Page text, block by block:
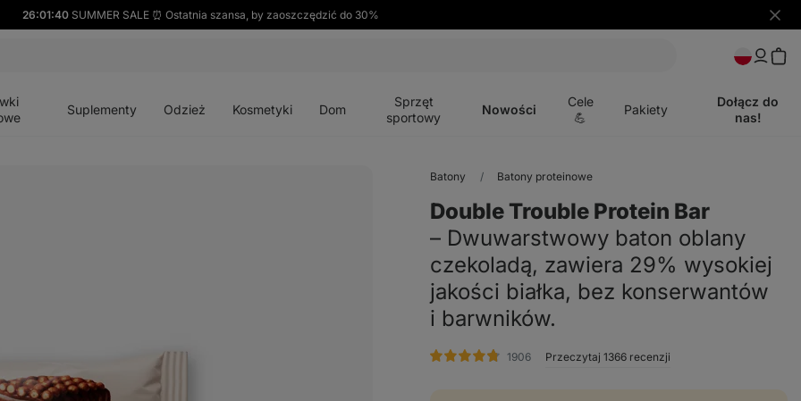
26:01:38SUMMER SALE ⏰ Ostatnia szansa, by zaoszczędzić do 30%
Ukryj
Suplementy Odzież Kosmetyki Dom
Sprzęt
sportowy
Nowości
Cele
💪
menu
Pakiety
Dołącz do
nas!
Batony Batony proteinowe
Double Trouble Protein Bar
⁠–⁠ Dwuwarstwowy baton oblany
czekoladą, zawiera 29% wysokiej
jakości białka, bez konserwantów
i barwników.
1906ocenaPrzeczytaj 1366 recenzji